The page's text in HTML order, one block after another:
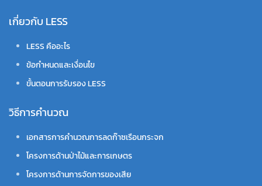
เกี่ยวกับ LESS
LESS คืออะไร
ข้อกำหนดและเงื่อนไข
ขั้นตอนการรับรอง LESS
วิธีการคำนวณ
เอกสารการคำนวณการลดก๊าซเรือนกระจก
โครงการด้านป่าไม้และการเกษตร
โครงการด้านการจัดการของเสีย